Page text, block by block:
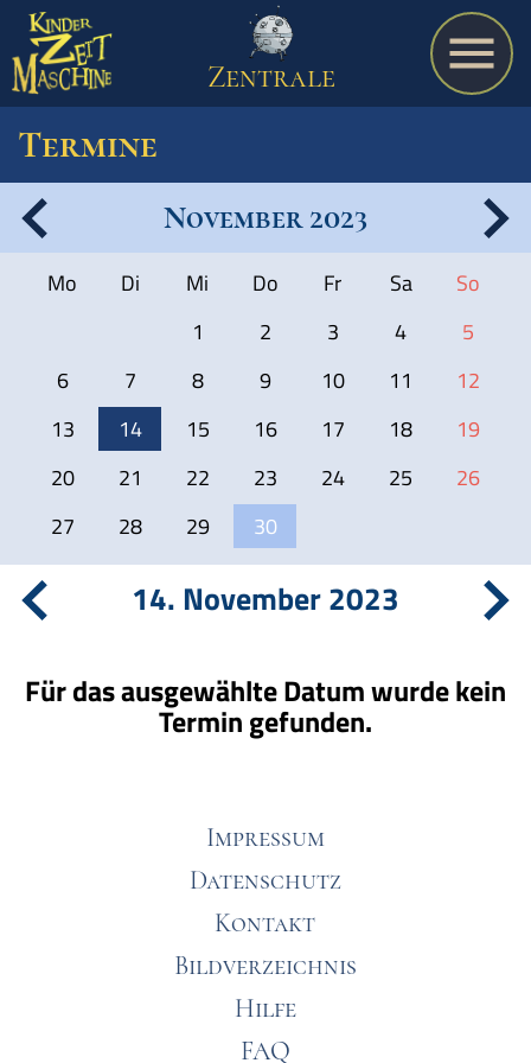
Spiel
A bis Z
Termine
Schulmaterialien
Zentrale
Termine
November 2023
Mo Di Mi Do Fr Sa
So
1
2 3 4
5
6
7 8 9 10 11
12
13
14 15 16 17 18
19
20
21 22 23 24 25
26
27
28 29 30
14. November 2023
Für das ausgewählte Datum wurde kein
Termin gefunden.
Impressum
Datenschutz
Kontakt
Bildverzeichnis
Hilfe
FAQ